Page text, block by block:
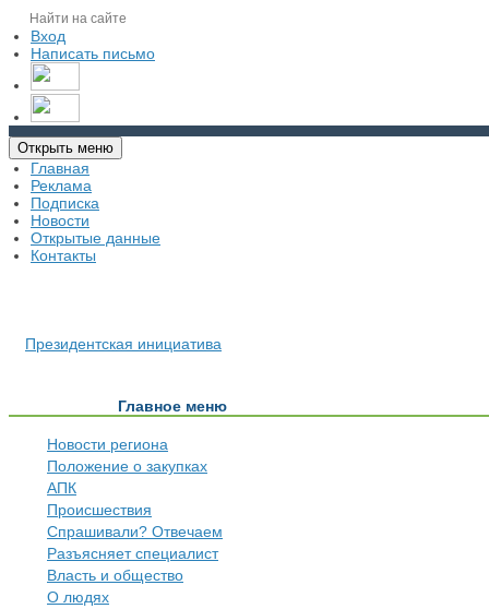
Вход
Написать письмо
Открыть меню
Главная
Реклама
Подписка
Новости
Открытые данные
Контакты
Президентская инициатива
Главное меню
Новости региона
Положение о закупках
АПК
Происшествия
Спрашивали? Отвечаем
Разъясняет специалист
Власть и общество
О людях